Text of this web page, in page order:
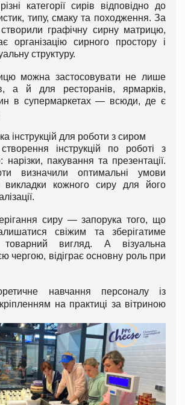
категорії сирів відповідно до
типу, смаку та походження. За
графічну сирну матрицю,
організацію сирного простору і
структуру.
можна застосовувати не лише
а й для ресторанів, ярмарків,
в супермаркетах — всюди, де є
інструкцій для роботи з сиром
інструкцій по роботі з
пакування та презентації.
визначили оптимальні умови
викладки кожного сиру для його
сиру — запорука того, що
свіжим та зберігатиме
товарний вигляд. А візуальна
чергою, відіграє основну роль при
навчання персоналу із
на практиці за вітриною